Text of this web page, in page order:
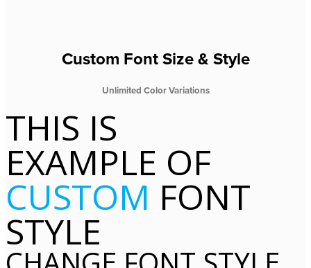
Custom Font Size & Style
Unlimited Color Variations
THIS IS
EXAMPLE OF
CUSTOM FONT
STYLE